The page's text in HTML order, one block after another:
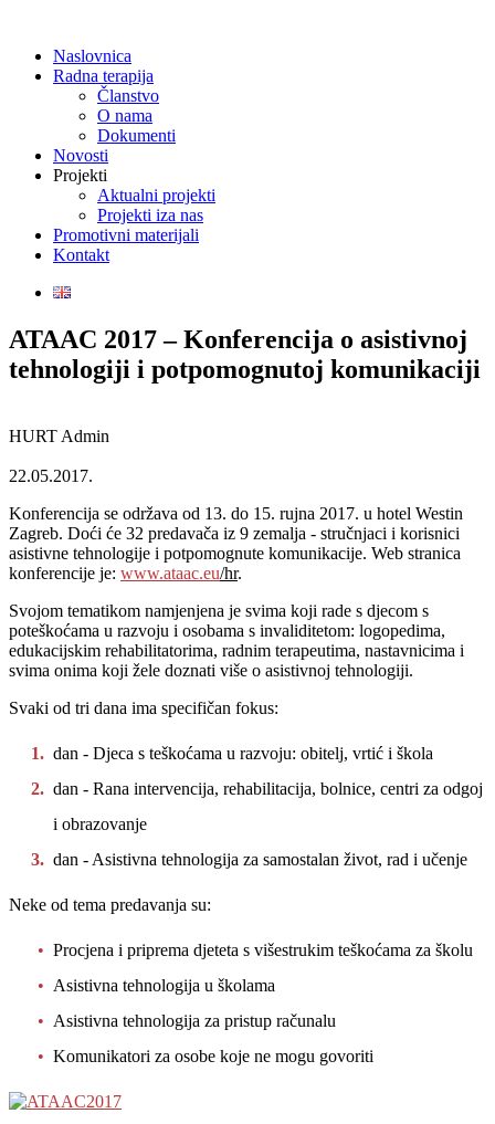
Naslovnica
Radna terapija
Članstvo
O nama
Dokumenti
Novosti
Projekti
Aktualni projekti
Projekti iza nas
Promotivni materijali
Kontakt
ATAAC 2017 – Konferencija o asistivnoj
tehnologiji i potpomognutoj komunikaciji
HURT Admin
22.05.2017.
Konferencija se održava od 13. do 15. rujna 2017. u hotel Westin
Zagreb. Doći će 32 predavača iz 9 zemalja - stručnjaci i korisnici
asistivne tehnologije i potpomognute komunikacije. Web stranica
konferencije je: www.ataac.eu/hr.
Svojom tematikom namjenjena je svima koji rade s djecom s
poteškoćama u razvoju i osobama s invaliditetom: logopedima,
edukacijskim rehabilitatorima, radnim terapeutima, nastavnicima i
svima onima koji žele doznati više o asistivnoj tehnologiji.
Svaki od tri dana ima specifičan fokus:
dan - Djeca s teškoćama u razvoju: obitelj, vrtić i škola
dan - Rana intervencija, rehabilitacija, bolnice, centri za odgoj
i obrazovanje
dan - Asistivna tehnologija za samostalan život, rad i učenje
Neke od tema predavanja su:
Procjena i priprema djeteta s višestrukim teškoćama za školu
Asistivna tehnologija u školama
Asistivna tehnologija za pristup računalu
Komunikatori za osobe koje ne mogu govoriti